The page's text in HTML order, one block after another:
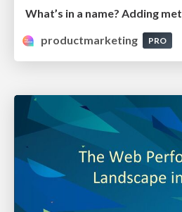
What’s in a name? Adding
productmarketing
PRO